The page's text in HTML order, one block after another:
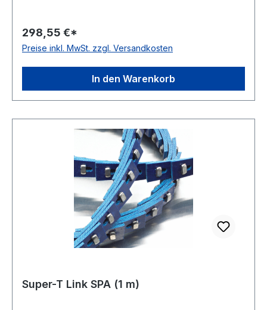
Material: Polyurethan mit Gewebeeinlagen
Farbe: blau Rollenlänge: 1m Hinweis: Aufpreis
298,55 €*
Preise inkl. MwSt. zzgl. Versandkosten
In den Warenkorb
Super-T Link SPA (1 m)